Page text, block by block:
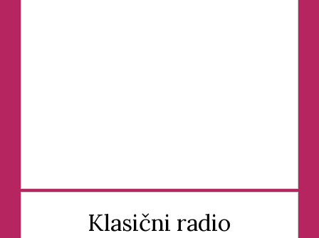
Klasični radio